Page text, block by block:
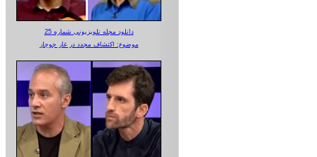
دانلود مجله تلویزیونی شماره 25
موضوع: اکتشاف مجدد در غار جوجار